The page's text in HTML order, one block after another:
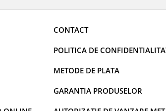
CONTACT
POLITICA DE
METODE DE PLATA
GARANTIA PRODUSELOR